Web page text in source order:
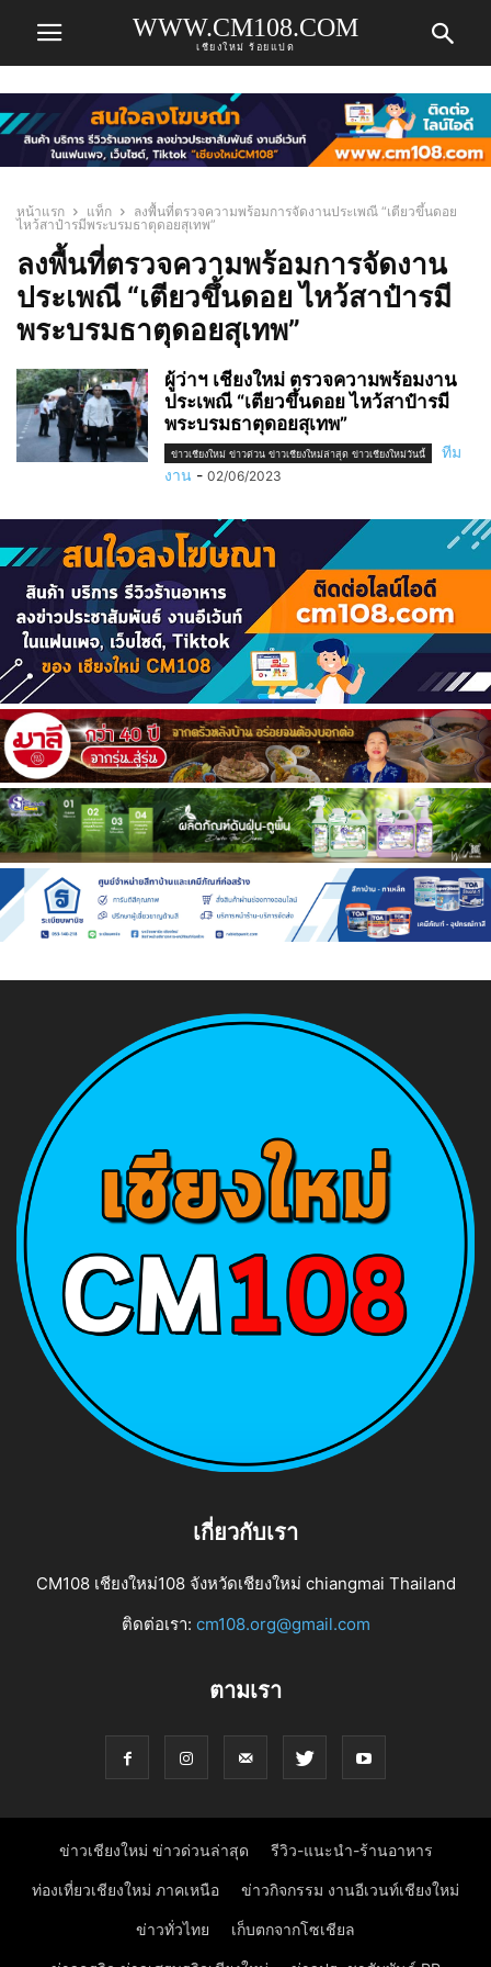
WWW.CM108.COM
เชียงใหม่ ร้อยแปด
หน้าแรก แท็ก
ลงพื้นที่ตรวจความพร้อมการจัดงานประเพณี “เตียวขึ้นดอย
ไหว้สาป๋ารมีพระบรมธาตุดอยสุเทพ”
ลงพื้นที่ตรวจความพร้อมการจัดงาน
ประเพณี “เตียวขึ้นดอย ไหว้สาป๋ารมี
พระบรมธาตุดอยสุเทพ”
ผู้ว่าฯ เชียงใหม่ ตรวจความพร้อมงาน
ประเพณี “เตียวขึ้นดอย ไหว้สาป๋ารมี
พระบรมธาตุดอยสุเทพ”
ข่าวเชียงใหม่ ข่าวด่วน ข่าวเชียงใหม่ล่าสุด ข่าวเชียงใหม่วันนี้
ทีม
งาน - 02/06/2023
เกี่ยวกับเรา
CM108 เชียงใหม่108 จังหวัดเชียงใหม่ chiangmai Thailand
ติดต่อเรา: cm108.org@gmail.com
ตามเรา
ข่าวเชียงใหม่ ข่าวด่วนล่าสุด รีวิว-แนะนำ-ร้านอาหาร
ท่องเที่ยวเชียงใหม่ ภาคเหนือ ข่าวกิจกรรม งานอีเวนท์เชียงใหม่
ข่าวทั่วไทย เก็บตกจากโซเชียล